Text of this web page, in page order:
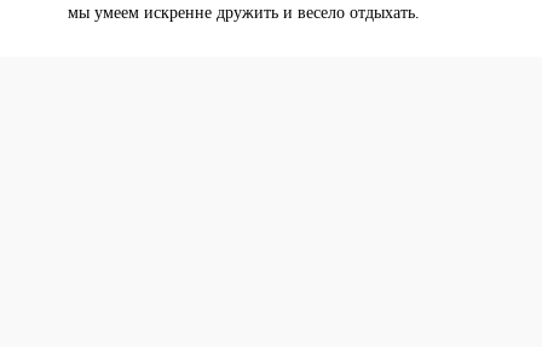
мы умеем искренне дружить и весело отдыхать.